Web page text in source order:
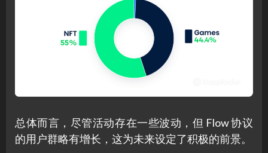
总体而言，尽管活动存在一些波动，但 Flow 协议
的用户群略有增长，这为未来设定了积极的前景。